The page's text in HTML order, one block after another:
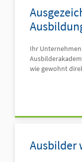
Kontakt
Ihr
wie gewohnt
Ausbilder